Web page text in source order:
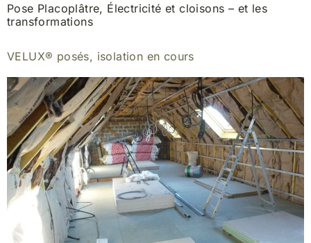
Pose Placoplâtre, Électricité et cloisons – et les
transformations
VELUX® posés, isolation en cours